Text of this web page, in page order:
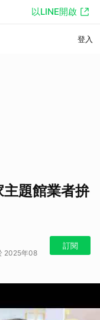
以LINE開啟
登入
題館業者拚
2025年08
訂閱